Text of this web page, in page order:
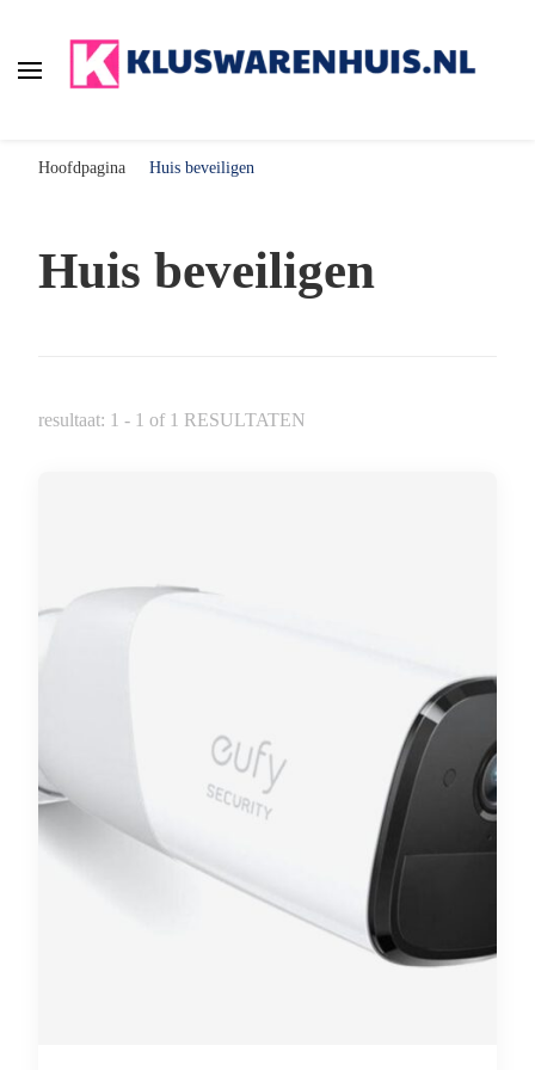
Hoofdpagina Huis beveiligen
Huis beveiligen
resultaat: 1 - 1 of 1 RESULTATEN